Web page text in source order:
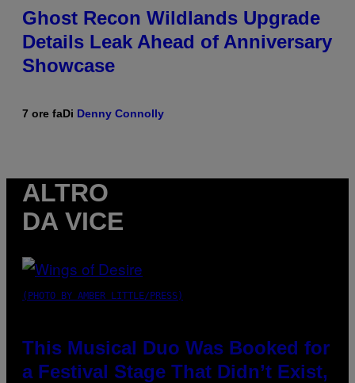
Ghost Recon Wildlands Upgrade
Details Leak Ahead of Anniversary
Showcase
7 ore faDi Denny Connolly
ALTRO
DA VICE
(PHOTO BY AMBER LITTLE/PRESS)
This Musical Duo Was Booked for
a Festival Stage That Didn’t Exist,